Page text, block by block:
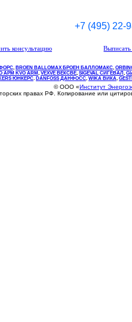
+7 (495) 22-
консультацию
, BROEN BALLOMAX БРОЕН БАЛЛОМАКС,
АРМ KVO ARM, VEXVE ВЕКСВЕ, SIGEVAL СИГЕВАЛ ,
ЮНКЕРС. DANFOSS ДАНФОСС, WIKA ВИКА,
© ООО «Институт
правах РФ. Копирование или